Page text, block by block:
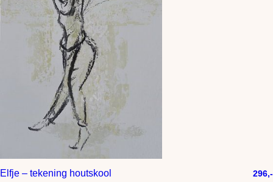
Elfje – tekening houtskool 296,-